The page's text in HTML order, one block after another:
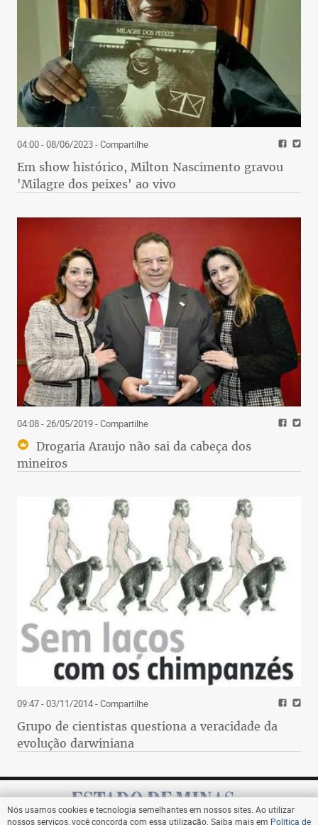
04:00 - 08/06/2023- Compartilhe
Em show histórico, Milton Nascimento gravou
'Milagre dos peixes' ao vivo
04:08 - 26/05/2019- Compartilhe
Drogaria Araujo não sai da cabeça dos
mineiros
09:47 - 03/11/2014- Compartilhe
Grupo de cientistas questiona a veracidade da
evolução darwiniana
Nós usamos cookies e tecnologia semelhantes em nossos sites. Ao utilizar
nossos serviços, você concorda com essa utilização. Saiba mais em Política de